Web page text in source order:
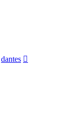
dantes